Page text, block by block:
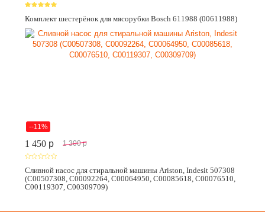
Комплект шестерёнок для мясорубки Bosch 611988 (00611988)
--11%
1 450 p 1 300 p
Сливной насос для стиральной машины Ariston, Indesit 507308
(C00507308, C00092264, C00064950, C00085618, C00076510,
C00119307, C00309709)